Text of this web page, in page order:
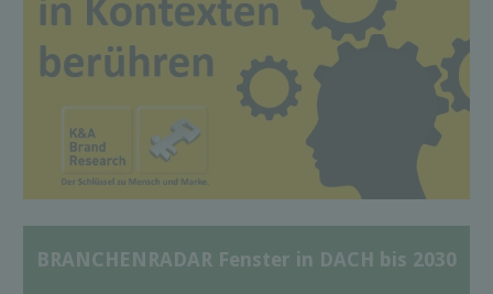
BRANCHENRADAR Fenster in DACH bis 2030